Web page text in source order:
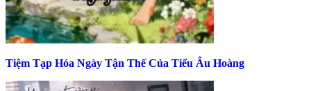
Tiệm Tạp Hóa Ngày Tận Thế Của Tiểu Âu Hoàng